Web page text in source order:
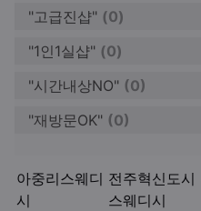
"고급진샵" (0)
"1인1실샵" (0)
"시간내상NO" (0)
"재방문OK" (0)
아중리스웨디
시
전주혁신도시
스웨디시
키워드